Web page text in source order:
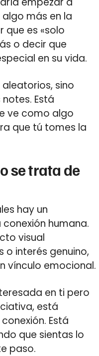
más en la
que es «solo
o decir que
en su vida.
sino
Está
ve como algo
que tú tomes la
se trata de
hay un
humana.
visual
o interés genuino,
vínculo emocional.
en ti pero
está
Está
que sientas lo
paso.